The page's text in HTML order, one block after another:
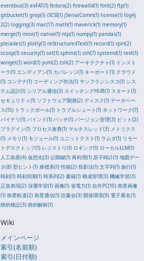
eventbus(3) exFAT(1) fedora(2) firewalld(1) font(2) ftp(1)
gitbucket(1) grep(1) iSCSI(1) jSerialComm(1) license(1) log4j
2(2) logging(3) mac(17) math(1) maverick(1) memory(1)
merge(1) mise(1) native(1) ntp(1) numpy(1) pandas(1)
pleiades(1) plotly(1) reStructuredText(1) record(1) rpm(2)
scoop(1) security(1) set(1) sphinx(1) ssh(7) systemd(1) text(1)
winget(1) word(1) yum(2) zsh(2) アーキテクチャ(1) インスト
ーラ(1) エンディアン(1) カバレッジ(1) キーボード(1) クラウド
(1) コンテナ(1) コーディング作法(1) サンフランシスコ(1) シス
テム設計(1) シリアル通信(3) スイッチングHUB(1) スタート(1)
セキュリティ(1) ソフトウェア開発(2) ディスク(1) データベー
ス(15) トラックボール(1) トラブルシュート(1) ネットワーク(7)
バイナリ(1) バインド(1) バッチ(1) バージョン管理(3) ビット(2)
プラグイン(1) プロセス改善(1) マルチスレッド(3) メトリクス
(1) メモリ(1) モジュール(1) ユニットテスト(1) ラムダ(1) リモー
トデスクトップ(1) レジストリ(1) ロギング(1) ローカルLLM(1)
人工衛星(4) 仮想化(3) 公開鍵(1) 再利用(1) 原子時計(1) 地図デー
タ(8) 型ヒント(1) 座標系(1) 性能(2) 投影法(1) 文字列(1) 旅行(1)
時刻(1) 時刻同期(1) 時系列(2) 書籍(1) 構成管理(3) 機械学習(3)
正規表現(2) 深層学習(1) 画像(1) 省電力(1) 自作PC(10) 衛星画像
(1) 衛星軌道(2) 衛星通信(1) 読書会(3) 開発環境(9) 電子署名(1)
静的検証(3) 静的解析(1)
Wiki
メインページ
索引(名前順)
索引(日付順)